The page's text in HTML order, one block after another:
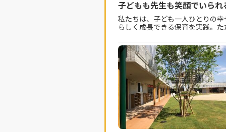
子どもも先生も笑顔でいら
私たちは、子ども一人ひとりの
らしく成長できる保育を実践。